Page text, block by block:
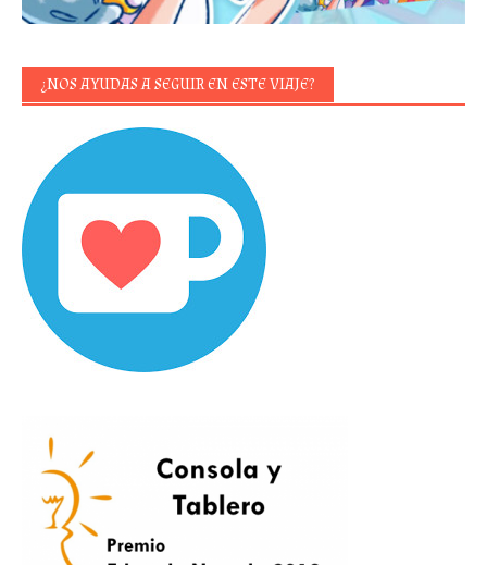
¿NOS AYUDAS A SEGUIR EN ESTE VIAJE?